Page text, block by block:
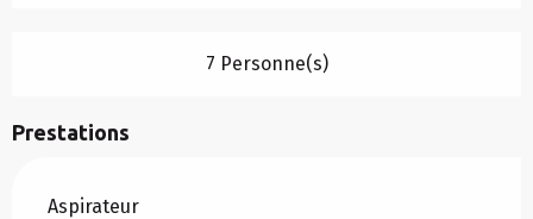
7 Personne(s)
Prestations
Aspirateur